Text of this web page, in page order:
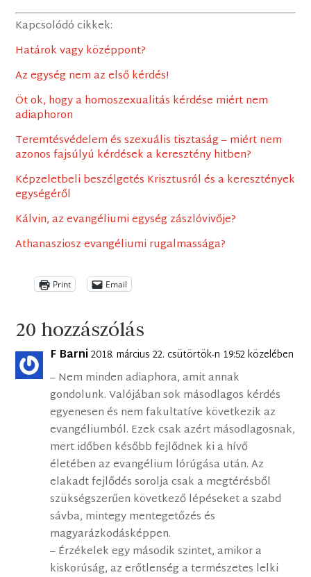
Kapcsolódó cikkek:
Határok vagy középpont?
Az egység nem az első kérdés!
Öt ok, hogy a homoszexualitás kérdése miért nem
adiaphoron
Teremtésvédelem és szexuális tisztaság – miért nem
azonos fajsúlyú kérdések a keresztény hitben?
Képzeletbeli beszélgetés Krisztusról és a keresztények
egységéről
Kálvin, az evangéliumi egység zászlóvivője?
Athanasziosz evangéliumi rugalmassága?
Print Email
20 hozzászólás
F Barni2018. március 22. csütörtök-n 19:52 közelében
– Nem minden adiaphora, amit annak
gondolunk. Valójában sok másodlagos kérdés
egyenesen és nem fakultatíve következik az
evangéliumból. Ezek csak azért másodlagosnak,
mert időben később fejlődnek ki a hívő
életében az evangélium lórúgása után. Az
elakadt fejlődés sorolja csak a megtérésből
szükségszerűen következő lépéseket a szabd
sávba, mintegy mentegetőzés és
magyarázkodásképpen.
– Érzékelek egy második szintet, amikor a
kiskorúság, az erőtlenség a természetes lelki